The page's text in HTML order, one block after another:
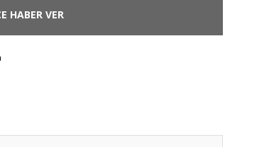
HABER VER